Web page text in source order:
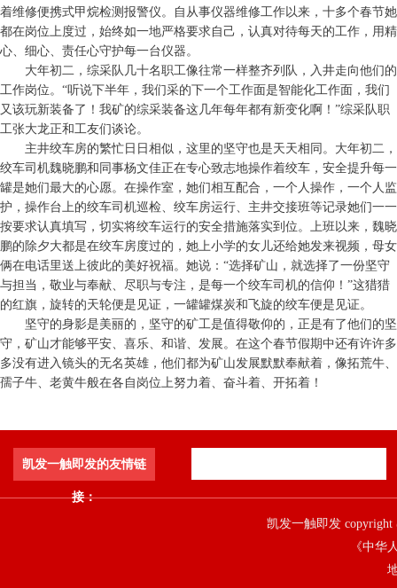
着维修便携式甲烷检测报警仪。自从事仪器维修工作以来，十多个春节她
都在岗位上度过，始终如一地严格要求自己，认真对待每天的工作，用精
心、细心、责任心守护每一台仪器。
大年初二，综采队几十名职工像往常一样整齐列队，入井走向他们的
工作岗位。“听说下半年，我们采的下一个工作面是智能化工作面，我们
又该玩新装备了！我矿的综采装备这几年每年都有新变化啊！”综采队职
工张大龙正和工友们谈论。
主井绞车房的繁忙日日相似，这里的坚守也是天天相同。大年初二，
绞车司机魏晓鹏和同事杨文佳正在专心致志地操作着绞车，安全提升每一
罐是她们最大的心愿。在操作室，她们相互配合，一个人操作，一个人监
护，操作台上的绞车司机巡检、绞车房运行、主井交接班等记录她们一一
按要求认真填写，切实将绞车运行的安全措施落实到位。上班以来，魏晓
鹏的除夕大都是在绞车房度过的，她上小学的女儿还给她发来视频，母女
俩在电话里送上彼此的美好祝福。她说：“选择矿山，就选择了一份坚守
与担当，敬业与奉献、尽职与专注，是每一个绞车司机的信仰！”这猎猎
的红旗，旋转的天轮便是见证，一罐罐煤炭和飞旋的绞车便是见证。
坚守的身影是美丽的，坚守的矿工是值得敬仰的，正是有了他们的坚
守，矿山才能够平安、喜乐、和谐、发展。在这个春节假期中还有许许多
多没有进入镜头的无名英雄，他们都为矿山发展默默奉献着，像拓荒牛、
孺子牛、老黄牛般在各自岗位上努力着、奋斗着、开拓着！
凯发一触即发的友情链
接：
凯发一触即发
《中华